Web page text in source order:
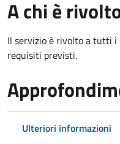
A chi è
Il servizio è rivolto a tutti i
requisiti previsti.
Ulteriori informazioni